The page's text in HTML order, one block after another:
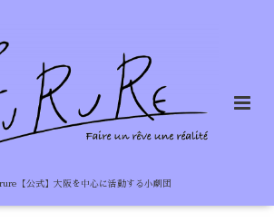
【公式】大阪を中心に活動する小劇団